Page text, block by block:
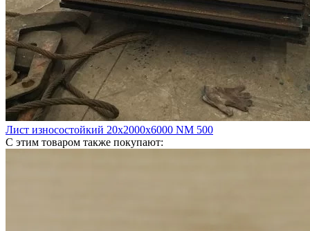
Лист износостойкий 20х2000х6000 NM 500
С этим товаром также покупают: